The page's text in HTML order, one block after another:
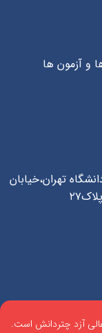
و آزمون ها
تهران،خیابان
آزد چتردانش است.